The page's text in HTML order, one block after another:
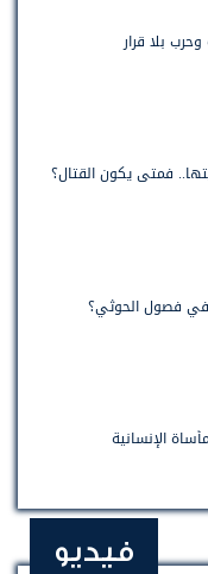
بلا قرار
فمتى يكون القتال؟
في فصول الحوثي؟
الإنسانية
فيديو